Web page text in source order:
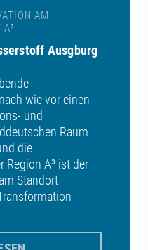
AM
Ausgburg
wie vor einen
und
Raum
die
Region A³ ist der
Standort